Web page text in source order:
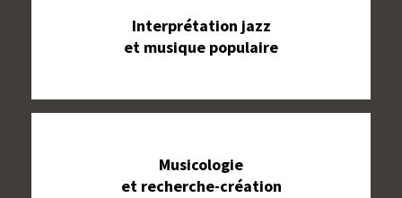
Interprétation jazz
et musique populaire
Musicologie
et recherche-création